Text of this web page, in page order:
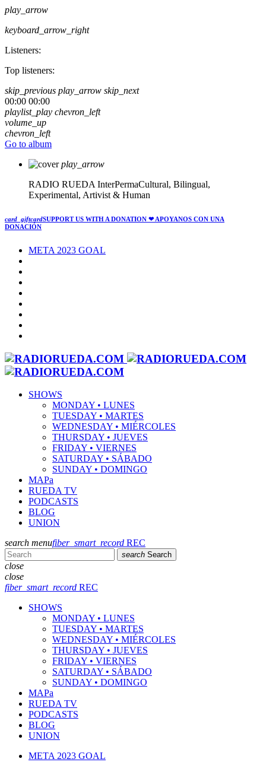
play_arrow
keyboard_arrow_right
Listeners:
Top listeners:
skip_previous play_arrow skip_next
00:00 00:00
playlist_play chevron_left
volume_up
chevron_left
Go to album
play_arrow
RADIO RUEDA InterPermaCultural, Bilingual,
Experimental, Artivist & Human
card_giftcardSUPPORT US WITH A DONATION ❤ APOYANOS CON UNA
DONACIÓN
META 2023 GOAL
SHOWS
MONDAY • LUNES
TUESDAY • MARTES
WEDNESDAY • MIÉRCOLES
THURSDAY • JUEVES
FRIDAY • VIERNES
SATURDAY • SÁBADO
SUNDAY • DOMINGO
MAPa
RUEDA TV
PODCASTS
BLOG
UNION
search menufiber_smart_record REC
search Search
close
close
fiber_smart_record REC
SHOWS
MONDAY • LUNES
TUESDAY • MARTES
WEDNESDAY • MIÉRCOLES
THURSDAY • JUEVES
FRIDAY • VIERNES
SATURDAY • SÁBADO
SUNDAY • DOMINGO
MAPa
RUEDA TV
PODCASTS
BLOG
UNION
META 2023 GOAL